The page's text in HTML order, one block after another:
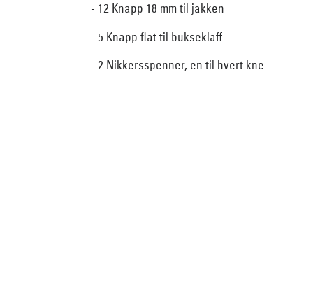
- 12 Knapp 18 mm til jakken
- 5 Knapp flat til bukseklaff
- 2 Nikkersspenner, en til hvert kne